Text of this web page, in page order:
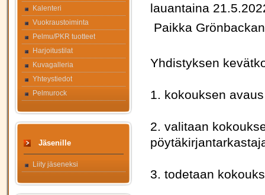
Kalenteri
Vuokraustoiminta
Pelmu/PKR tuotteet
Harjoitustilat
Kuvagalleria
Yhteystiedot
Pelmurock
Jäsenille
Liity jäseneksi
lauantaina
Paikka
Yhdistyksen
1. kokouksen avaus
2. valitaan
3. todetaan